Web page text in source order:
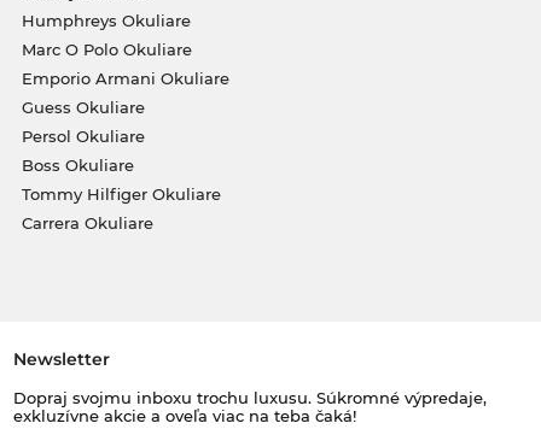
Humphreys Okuliare
Marc O Polo Okuliare
Emporio Armani Okuliare
Guess Okuliare
Persol Okuliare
Boss Okuliare
Tommy Hilfiger Okuliare
Carrera Okuliare
Newsletter
Dopraj svojmu inboxu trochu luxusu. Súkromné výpredaje,
exkluzívne akcie a oveľa viac na teba čaká!